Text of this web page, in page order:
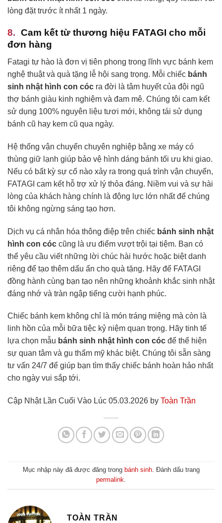
lòng đặt trước ít nhất 1 ngày.
Cam kết từ thương hiệu FATAGI cho mỗi
đơn hàng
Fatagi tự hào là đơn vị tiên phong trong lĩnh vực bánh kem
nghệ thuật và quà tặng lễ hội sang trọng. Mỗi chiếc bánh
sinh nhật hình con cóc ra đời là tâm huyết của đội ngũ
thợ bánh giàu kinh nghiệm và đam mê. Chúng tôi cam kết
sử dụng 100% nguyên liệu tươi mới, không tái sử dụng
bánh cũ hay kem cũ qua ngày.
Hệ thống vận chuyển chuyên nghiệp bằng xe máy có
thùng giữ lạnh giúp bảo vệ hình dáng bánh tối ưu khi giao.
Nếu có bất kỳ sự cố nào xảy ra trong quá trình vận chuyển,
FATAGI cam kết hỗ trợ xử lý thỏa đáng. Niềm vui và sự hài
lòng của khách hàng chính là động lực lớn nhất để chúng
tôi không ngừng sáng tạo hơn.
Dịch vụ cá nhân hóa thông điệp trên chiếc bánh sinh nhật
hình con cóc cũng là ưu điểm vượt trội tại tiệm. Bạn có
thể yêu cầu viết những lời chúc hài hước hoặc biệt danh
riêng để tạo thêm dấu ấn cho quà tặng. Hãy để FATAGI
đồng hành cùng bạn tạo nên những khoảnh khắc sinh nhật
đáng nhớ và tràn ngập tiếng cười hạnh phúc.
Chiếc bánh kem không chỉ là món tráng miệng mà còn là
linh hồn của mỗi bữa tiệc kỷ niệm quan trọng. Hãy tinh tế
lựa chọn mẫu bánh sinh nhật hình con cóc để thể hiện
sự quan tâm và gu thẩm mỹ khác biệt. Chúng tôi sẵn sàng
tư vấn 24/7 để giúp bạn tìm thấy chiếc bánh hoàn hảo nhất
cho ngày vui sắp tới.
Cập Nhật Lần Cuối Vào Lúc 05.03.2026 by Toàn Trần
Mục nhập này đã được đăng trong bánh sinh. Đánh dấu trang
permalink.
TOÀN TRẦN